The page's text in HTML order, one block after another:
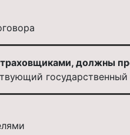
должны
государственный